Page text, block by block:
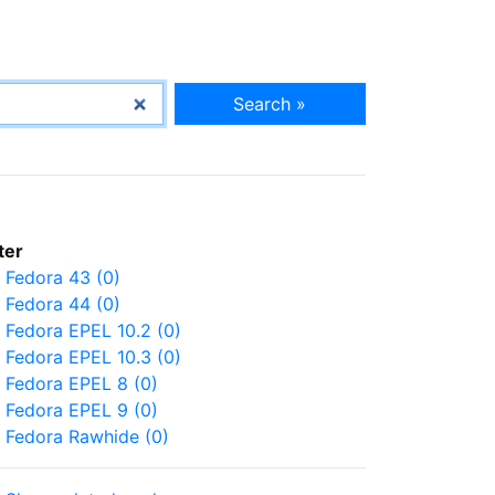
Search »
Fedora 43 (0)
Fedora 44 (0)
Fedora EPEL 10.2 (0)
Fedora EPEL 10.3 (0)
Fedora EPEL 8 (0)
Fedora EPEL 9 (0)
Fedora Rawhide (0)